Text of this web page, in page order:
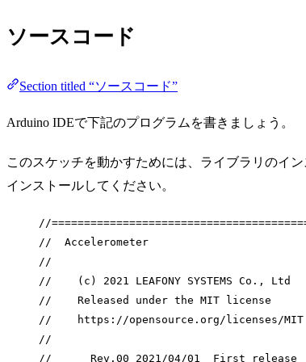
ソースコード
Section titled “ソースコード”
Arduino IDEで下記のプログラムを書きましょう。
このスケッチを動かすためには、ライブラリのイ
インストールしてください。
//
//  Accelerometer
//
//    (c) 2021 LEAFONY SYSTEMS Co., Ltd
//    Released under the MIT license
//    https://opensource.org/licenses/MIT
//
//      Rev.00 2021/04/01  First release